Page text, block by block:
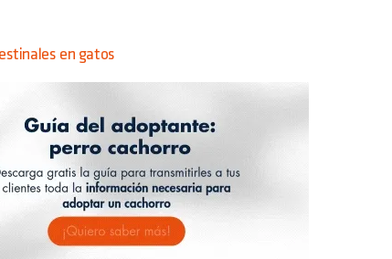
en gatos